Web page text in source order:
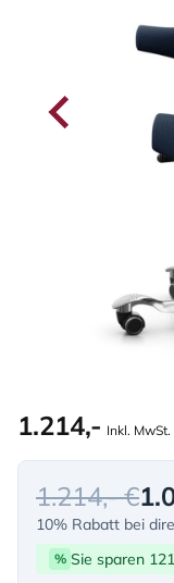
1.214,- Inkl. MwSt.
1.214,- €
10% Rabatt bei
% Sie sparen